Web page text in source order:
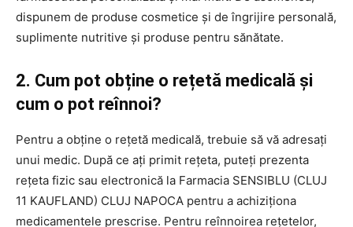
dispunem de produse cosmetice și de îngrijire personală,
suplimente nutritive și produse pentru sănătate.
2. Cum pot obține o rețetă medicală și
cum o pot reînnoi?
Pentru a obține o rețetă medicală, trebuie să vă adresați
unui medic. După ce ați primit rețeta, puteți prezenta
rețeta fizic sau electronică la Farmacia SENSIBLU (CLUJ
11 KAUFLAND) CLUJ NAPOCA pentru a achiziționa
medicamentele prescrise. Pentru reînnoirea rețetelor,